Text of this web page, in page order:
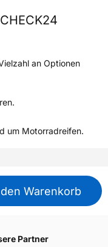
an Optionen
um Motorradreifen.
Warenkorb
Partner